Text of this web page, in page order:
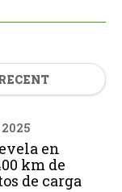
en
km de
de carga